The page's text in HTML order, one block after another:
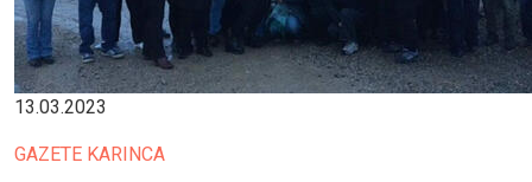
13.03.2023
GAZETE KARINCA